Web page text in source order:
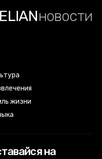
новости
жизни
на